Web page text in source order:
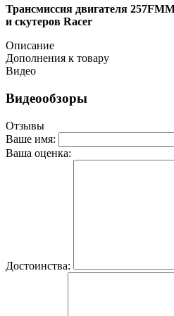
Трансмиссия двигателя
и скутеров Racer
Описание
Дополнения к товару
Видео
Видеообзоры
Отзывы
Ваше имя:
Ваша оценка:
Достоинства: